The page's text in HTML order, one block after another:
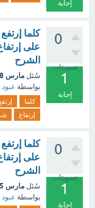
إجابة
0
تصويتات
1
إجابة
كلما
على
الشرح
سُئل مارس 18
بواسطة عبود
كلما
إرتفاع
0
تصويتات
1
إجابة
كلما
على
الشرح
سُئل مارس 15
بواسطة عبود